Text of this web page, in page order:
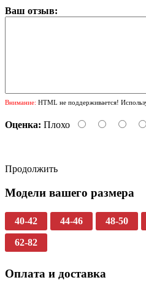
Ваш отзыв:
Внимание: HTML не поддерживается!
Оценка: Плохо
Продолжить
Модели вашего размера
40-42 44-46 48-50
62-82
Оплата и доставка